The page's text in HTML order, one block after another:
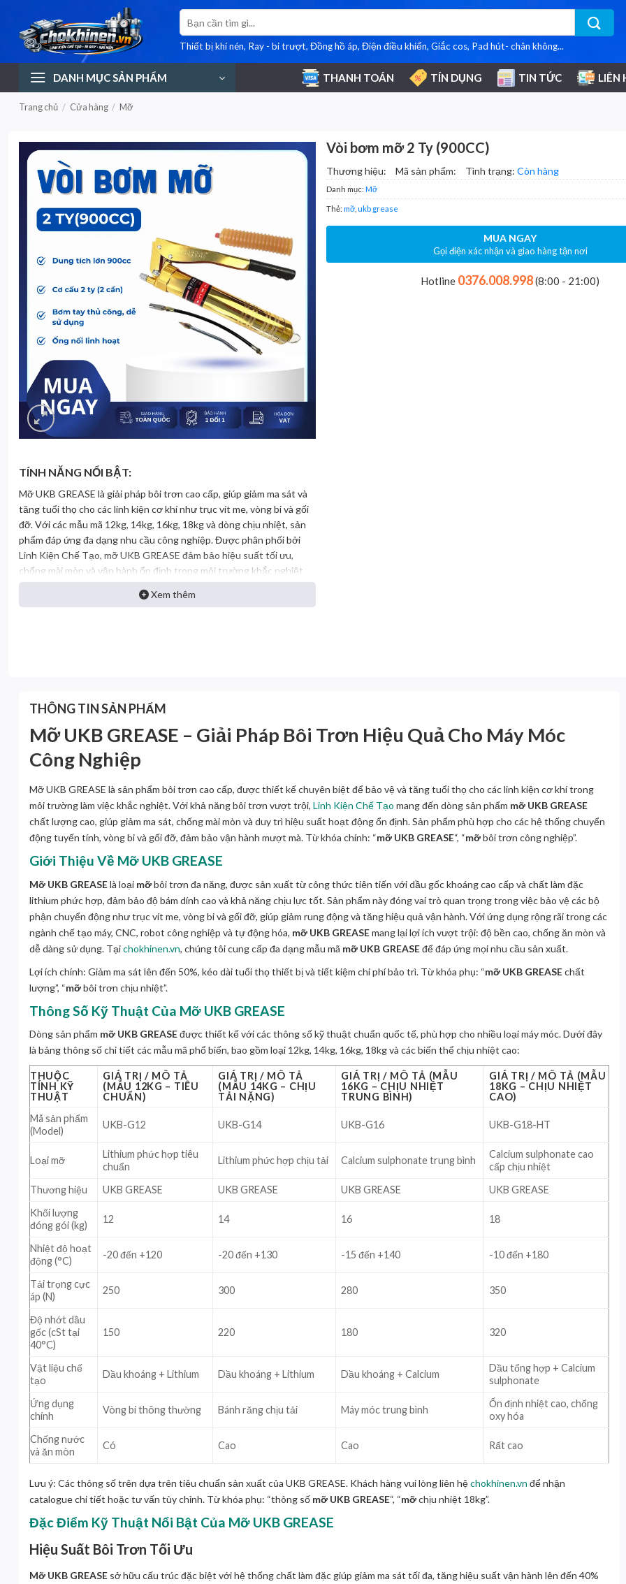
dung
Tìm
kiếm:
Thiết bị khí nén, Ray - bi trượt, Đồng hồ áp, Điện điều khiển, Giắc cos, Pad hút- chân không...
DANH MỤC SẢN PHẨM THANH TOÁN TÍN DỤNG TIN TỨC LIÊN
Trang chủ / Cửa hàng / Mỡ
TÍNH NĂNG NỔI BẬT:
Mỡ UKB GREASE là giải pháp bôi trơn cao cấp, giúp giảm ma sát và
tăng tuổi thọ cho các linh kiện cơ khí như trục vít me, vòng bi và gối
đỡ. Với các mẫu mã 12kg, 14kg, 16kg, 18kg và dòng chịu nhiệt, sản
phẩm đáp ứng đa dạng nhu cầu công nghiệp. Được phân phối bởi
Linh Kiện Chế Tạo, mỡ UKB GREASE đảm bảo hiệu suất tối ưu,
chống mài mòn và vận hành ổn định trong môi trường khắc nghiệt.
Xem thêm
Vòi bơm mỡ 2 Ty (900CC)
Thương hiệu: Mã sản phẩm: Tình trạng: Còn hàng
Danh mục: Mỡ
Thẻ: mỡ ukb grease
MUA NGAY
Gọi điện xác nhận và giao hàng tận nơi
Hotline 0376.008.998(8:00 - 21:00)
THÔNG TIN SẢN PHẨM
Mỡ UKB GREASE – Giải Pháp Bôi Trơn Hiệu Quả Cho Máy Móc
Công Nghiệp
Mỡ UKB GREASE là sản phẩm bôi trơn cao cấp, được thiết kế chuyên biệt để bảo vệ và tăng tuổi thọ cho các linh kiện cơ khí trong
môi trường làm việc khắc nghiệt. Với khả năng bôi trơn vượt trội, Linh Kiện Chế Tạo mang đến dòng sản phẩm mỡ UKB GREASE
chất lượng cao, giúp giảm ma sát, chống mài mòn và duy trì hiệu suất hoạt động ổn định. Sản phẩm phù hợp cho các hệ thống chuyển
động tuyến tính, vòng bi và gối đỡ, đảm bảo vận hành mượt mà. Từ khóa chính: “mỡ UKB GREASE“, “mỡbôi trơn công nghiệp”.
Giới Thiệu Về Mỡ UKB GREASE
Mỡ UKB GREASElà loại mỡbôi trơn đa năng, được sản xuất từ công thức tiên tiến với dầu gốc khoáng cao cấp và chất làm đặc
lithium phức hợp, đảm bảo độ bám dính cao và khả năng chịu lực tốt. Sản phẩm này đóng vai trò quan trọng trong việc bảo vệ các bộ
phận chuyển động như trục vít me, vòng bi và gối đỡ, giúp giảm rung động và tăng hiệu quả vận hành. Với ứng dụng rộng rãi trong các
ngành chế tạo máy, CNC, robot công nghiệp và tự động hóa, mỡ UKB GREASEmang lại lợi ích vượt trội: độ bền cao, chống ăn mòn và
dễ dàng sử dụng. Tạichokhinen.vn, chúng tôi cung cấp đa dạng mẫu mã mỡ UKB GREASEđể đáp ứng mọi nhu cầu sản xuất.
Lợi ích chính: Giảm ma sát lên đến 50%, kéo dài tuổi thọ thiết bị và tiết kiệm chi phí bảo trì. Từ khóa phụ: “mỡ UKB GREASEchất
lượng”, “mỡbôi trơn chịu nhiệt”.
Thông Số Kỹ Thuật Của Mỡ UKB GREASE
Dòng sản phẩm mỡ UKB GREASEđược thiết kế với các thông số kỹ thuật chuẩn quốc tế, phù hợp cho nhiều loại máy móc. Dưới đây
là bảng thông số chi tiết các mẫu mã phổ biến, bao gồm loại 12kg, 14kg, 16kg, 18kg và các biến thể chịu nhiệt cao:
THUỘC
TÍNH KỸ
THUẬT
GIÁ TRỊ / MÔ TẢ
(MẪU 12KG – TIÊU
CHUẨN)
GIÁ TRỊ / MÔ TẢ
(MẪU 14KG – CHỊU
TẢI NẶNG)
GIÁ TRỊ / MÔ TẢ (MẪU
16KG – CHỊU NHIỆT
TRUNG BÌNH)
GIÁ TRỊ / MÔ TẢ (MẪU
18KG – CHỊU NHIỆT
CAO)
Mã sản phẩm
(Model)
UKB-G12 UKB-G14 UKB-G16 UKB-G18-HT
Loại mỡ
Lithium phức hợp tiêu
chuẩn
Lithium phức hợp chịu tải Calcium sulphonate trung bình
Calcium sulphonate cao
cấp chịu nhiệt
Thương hiệu
UKB GREASE UKB GREASE UKB GREASE
UKB GREASE
Khối lượng
đóng gói (kg)
12 14 16 18
Nhiệt độ hoạt
động (°C)
-20 đến +120 -20 đến +130 -15 đến +140 -10 đến +180
Tải trọng cực
áp (N)
250 300 280 350
Độ nhớt dầu
gốc (cSt tại
40°C)
150 220 180 320
Vật liệu chế
tạo
Dầu khoáng + Lithium Dầu khoáng + Lithium Dầu khoáng + Calcium
Dầu tổng hợp + Calcium
sulphonate
Ứng dụng
chính
Vòng bi thông thường Bánh răng chịu tải Máy móc trung bình
Ổn định nhiệt cao, chống
oxy hóa
Chống nước
và ăn mòn
Có Cao Cao Rất cao
Lưu ý: Các thông số trên dựa trên tiêu chuẩn sản xuất của UKB GREASE. Khách hàng vui lòng liên hệchokhinen.vn để nhận
catalogue chi tiết hoặc tư vấn tùy chỉnh. Từ khóa phụ: “thông số mỡ UKB GREASE“, “mỡchịu nhiệt 18kg”.
Đặc Điểm Kỹ Thuật Nổi Bật Của Mỡ UKB GREASE
Hiệu Suất Bôi Trơn Tối Ưu
Mỡ UKB GREASE sở hữu cấu trúc đặc biệt với hệ thống chất làm đặc giúp giảm ma sát tối đa, tăng hiệu suất vận hành lên đến 40%